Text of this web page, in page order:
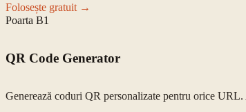
Folosește gratuit →
Poarta B1
QR Code Generator
Generează coduri QR personalizate pentru orice